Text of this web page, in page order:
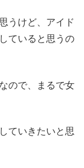
うけど、アイド
ていると思うの
ので、まるで女
ていきたいと思